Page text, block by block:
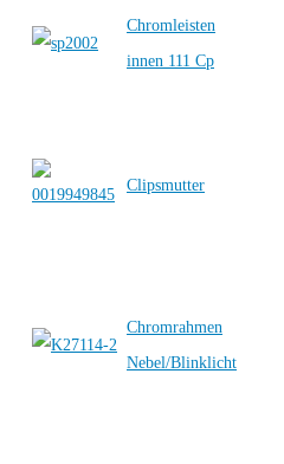
Chromleisten
innen 111 Cp
Clipsmutter
Chromrahmen
Nebel/Blinklicht